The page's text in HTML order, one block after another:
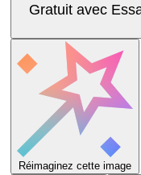
Gratuit avec
Réimaginez cette image